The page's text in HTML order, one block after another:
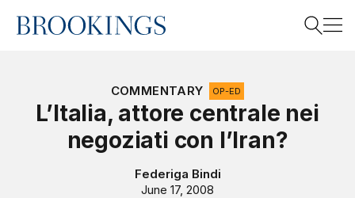
Home
COMMENTARY OP-ED
L’Italia, attore centrale nei
negoziati con l’Iran?
Federiga Bindi
June 17, 2008